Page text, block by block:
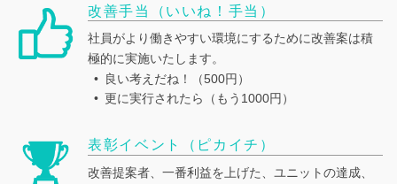
改善手当（いいね！手当）
社員がより働きやすい環境にするために改善案は積
極的に実施いたします。
良い考えだね！（500円）
更に実行されたら（もう1000円）
表彰イベント（ピカイチ）
改善提案者、一番利益を上げた、ユニットの達成、